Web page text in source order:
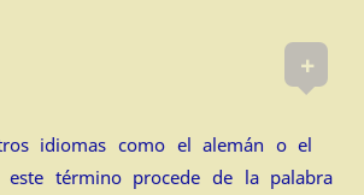
+
idiomas como el alemán o el
término procede de la palabra